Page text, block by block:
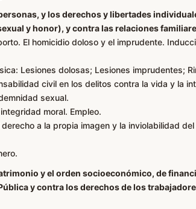
y los derechos y libertades
y honor), y contra las relaciones
El homicidio doloso y el imprudente.
Lesiones dolosas; Lesiones imprudentes;
civil en los delitos contra la vida y la
sexual.
moral. Empleo.
a la propia imagen y la inviolabilidad del
y el orden socioeconómico, de
y contra los derechos de los